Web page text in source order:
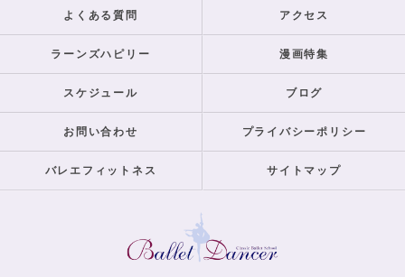
よくある質問 アクセス
ラーンズハピリー 漫画特集
スケジュール ブログ
お問い合わせ プライバシーポリシー
バレエフィットネス サイトマップ